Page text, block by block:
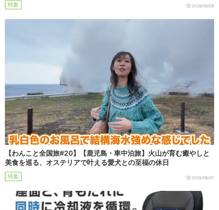
特集 2026/08/08
【わんこと全国旅#20】【鹿児島・車中泊旅】火山が育む癒やしと
美食を巡る、オステリアで叶える愛犬との至福の休日
特集 2026/08/07